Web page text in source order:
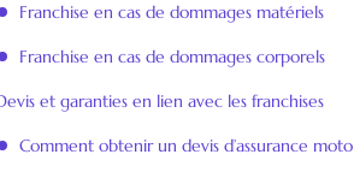
Franchise en cas de dommages matériels
Franchise en cas de dommages corporels
et garanties en lien avec les franchises
Comment obtenir un devis d’assurance moto